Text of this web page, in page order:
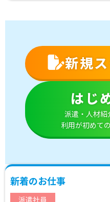
新規
はじ
派遣・人材紹
利用が初めて
新着のお仕事
派遣社員